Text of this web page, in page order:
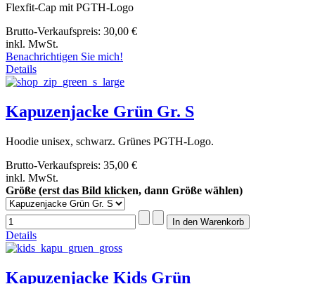
Flexfit-Cap mit PGTH-Logo
Brutto-Verkaufspreis: 30,00 €
inkl. MwSt.
Benachrichtigen Sie mich!
Details
Kapuzenjacke Grün Gr. S
Hoodie unisex, schwarz. Grünes PGTH-Logo.
Brutto-Verkaufspreis: 35,00 €
inkl. MwSt.
Größe (erst das Bild klicken, dann Größe wählen)
Details
Kapuzenjacke Kids Grün